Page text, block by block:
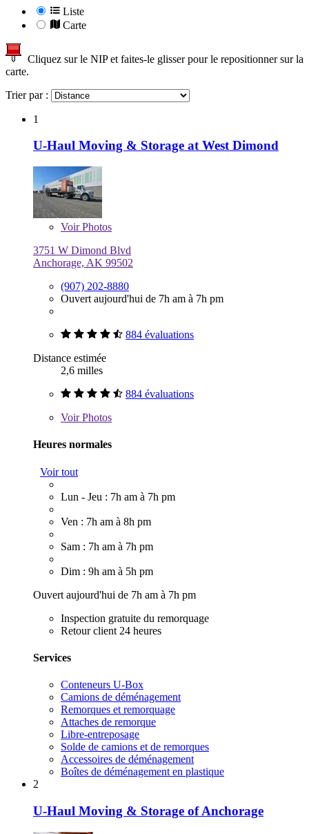
Liste
Carte
Cliquez sur le NIP et faites-le glisser pour le repositionner sur la
carte.
Trier par :
1
U-Haul Moving & Storage at West Dimond
VoirPhotos
3751 W Dimond Blvd
Anchorage, AK 99502
(907) 202-8880
Ouvert aujourd'hui de 7h am à 7h pm
884 évaluations
Distance estimée
2,6 milles
884 évaluations
VoirPhotos
Heures normales
Voir tout
Lun - Jeu : 7h am à 7h pm
Ven : 7h am à 8h pm
Sam : 7h am à 7h pm
Dim : 9h am à 5h pm
Ouvert aujourd'hui de 7h am à 7h pm
Inspection gratuite du remorquage
Retour client 24 heures
Services
Conteneurs U-Box
Camions de déménagement
Remorques et remorquage
Attaches de remorque
Libre-entreposage
Solde de camions et de remorques
Accessoires de déménagement
Boîtes de déménagement en plastique
2
U-Haul Moving & Storage of Anchorage